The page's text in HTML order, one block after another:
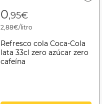
0,95€
2,88€/litro
Refresco cola Coca-Cola
lata 33cl zero azúcar zero
cafeína